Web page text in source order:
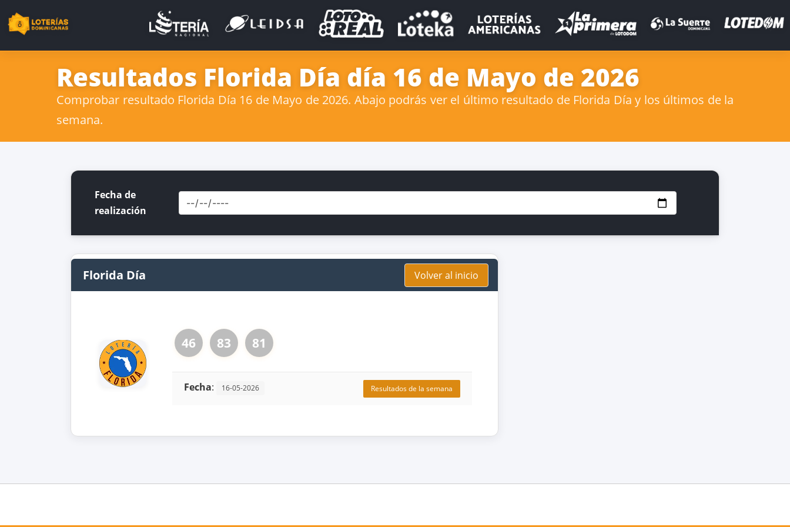
Resultados Florida Día día 16 de Mayo de 2026
Comprobar resultado Florida Día 16 de Mayo de 2026. Abajo podrás ver el último resultado de Florida Día y los últimos de la
semana.
Fecha de
realización
Florida Día Volver al inicio
46 83 81
Fecha: 16-05-2026 Resultados de la semana